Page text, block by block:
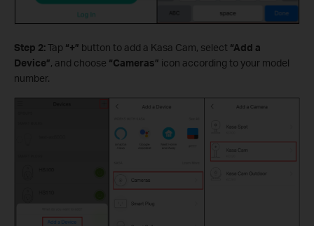
Step 2:Tap “+” button to add a Kasa Cam, select “Add a
Device”, and choose “Cameras” icon according to your model
number.